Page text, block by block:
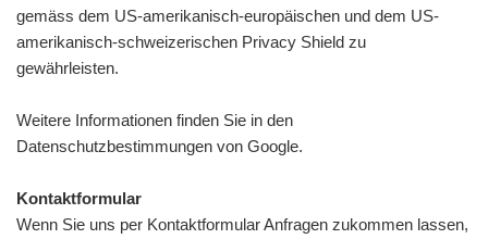
gemäss dem US-amerikanisch-europäischen und dem US-
amerikanisch-schweizerischen Privacy Shield zu
gewährleisten.
Weitere Informationen finden Sie in den
Datenschutzbestimmungen von Google.
Kontaktformular
Wenn Sie uns per Kontaktformular Anfragen zukommen lassen,